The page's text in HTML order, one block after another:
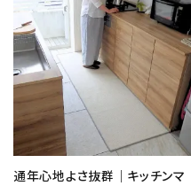
通年心地よさ抜群｜キッチンマ